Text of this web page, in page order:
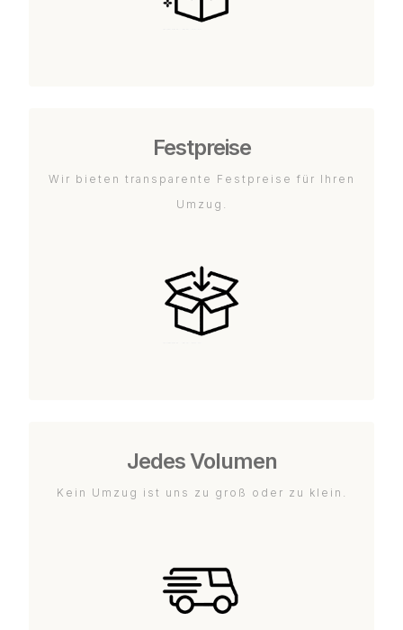
Festpreise
Wir bieten transparente Festpreise für Ihren
Umzug.
Jedes Volumen
Kein Umzug ist uns zu groß oder zu klein.